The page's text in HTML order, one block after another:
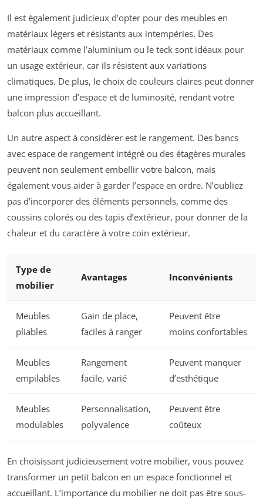
Il est également judicieux d’opter pour des meubles en
matériaux légers et résistants aux intempéries. Des
matériaux comme l’aluminium ou le teck sont idéaux pour
un usage extérieur, car ils résistent aux variations
climatiques. De plus, le choix de couleurs claires peut donner
une impression d’espace et de luminosité, rendant votre
balcon plus accueillant.
Un autre aspect à considérer est le rangement. Des bancs
avec espace de rangement intégré ou des étagères murales
peuvent non seulement embellir votre balcon, mais
également vous aider à garder l’espace en ordre. N’oubliez
pas d’incorporer des éléments personnels, comme des
coussins colorés ou des tapis d’extérieur, pour donner de la
chaleur et du caractère à votre coin extérieur.
Type de
mobilier
Avantages Inconvénients
Meubles
pliables
Gain de place,
faciles à ranger
Peuvent être
moins confortables
Meubles
empilables
Rangement
facile, varié
Peuvent manquer
d’esthétique
Meubles
modulables
Personnalisation,
polyvalence
Peuvent être
coûteux
En choisissant judicieusement votre mobilier, vous pouvez
transformer un petit balcon en un espace fonctionnel et
accueillant. L’importance du mobilier ne doit pas être sous-